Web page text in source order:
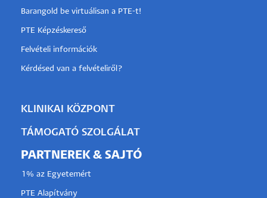
Barangold be virtuálisan a PTE-t!
PTE Képzéskereső
Felvételi információk
Kérdésed van a felvételiről?
KLINIKAI KÖZPONT
TÁMOGATÓ SZOLGÁLAT
PARTNEREK & SAJTÓ
1% az Egyetemért
PTE Alapítvány